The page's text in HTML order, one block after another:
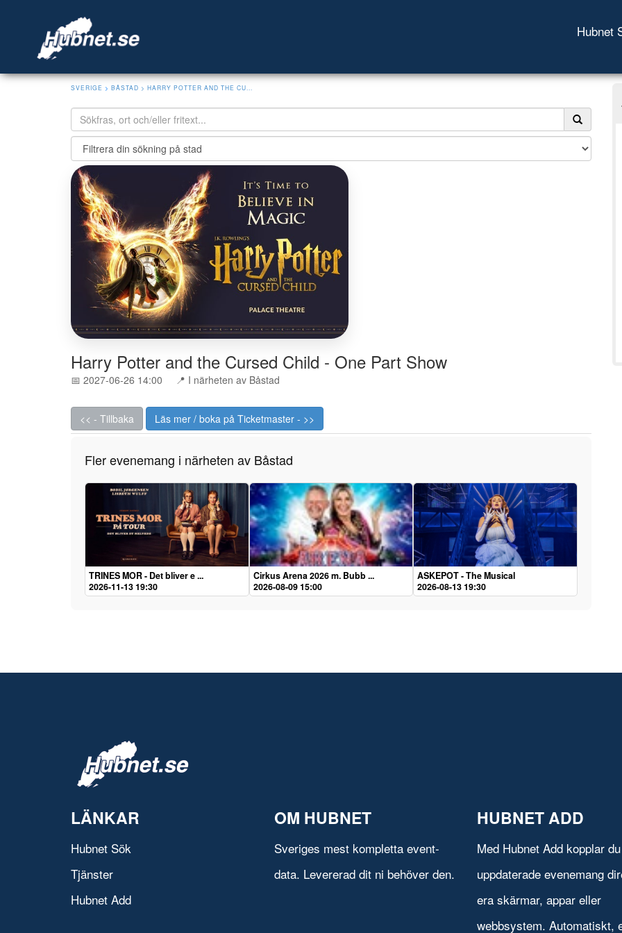
Hubnet
SVERIGE > BÅSTAD > HARRY POTTER AND THE CU...
Harry Potter and the Cursed Child - One Part Show
📅 2027-06-26 14:00 📍 I närheten av Båstad
<< - Tillbaka Läs mer / boka på Ticketmaster - >>
Fler evenemang i närheten av Båstad
TRINES MOR - Det bliver e ...
2026-11-13 19:30
Cirkus Arena 2026 m. Bubb ...
2026-08-09 15:00
ASKEPOT - The Musical
2026-08-13 19:30
LÄNKAR
Hubnet Sök
Tjänster
Hubnet Add
OM HUBNET
Sveriges mest kompletta event-
data. Levererad dit ni behöver den.
HUBNET ADD
Med Hubnet Add kopplar
uppdaterade evenemang
era skärmar, appar eller
webbsystem. Automatiskt,